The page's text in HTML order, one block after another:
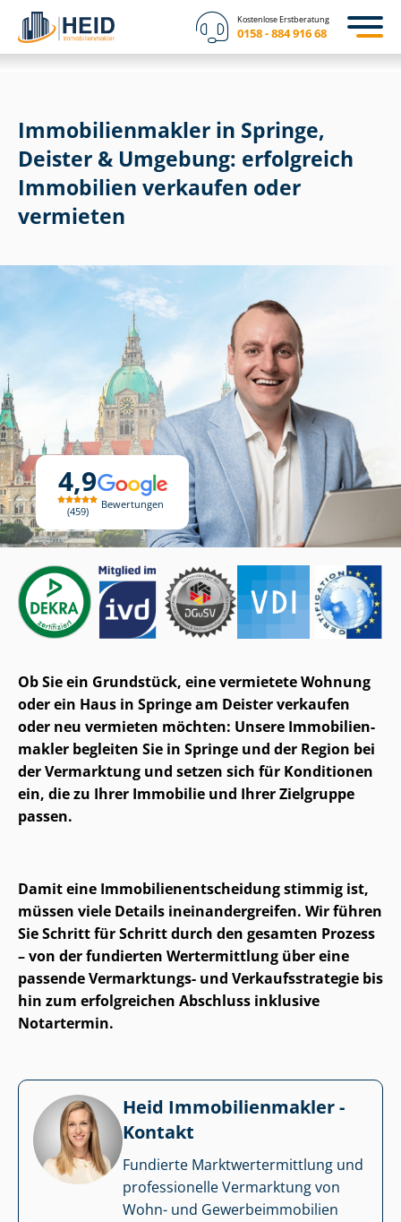
Kostenlose Erstberatung
0158 - 884 916 68
4,9
459
Bewertungen
Im­mo­bi­li­en­mak­ler in Springe,
Deister & Umgebung: erfolgreich
Immobilien verkaufen oder
vermieten
Ob Sie ein Grundstück, eine vermietete Wohnung
oder ein Haus in Springe am Deister verkaufen
oder neu vermieten möchten: Unsere Im­mo­bi­li­en­
mak­ler begleiten Sie in Springe und der Region bei
der Vermarktung und setzen sich für Konditionen
ein, die zu Ihrer Immobilie und Ihrer Zielgruppe
passen.
Damit eine Im­mo­bi­li­en­ent­schei­dung stimmig ist,
müssen viele Details in­ein­an­der­grei­fen. Wir führen
Sie Schritt für Schritt durch den gesamten Prozess
– von der fundierten Wertermittlung über eine
passende Vermarktungs- und Ver­kaufs­stra­te­gie bis
hin zum erfolgreichen Abschluss inklusive
Notartermin.
Heid Im­mo­bi­li­en­mak­ler -
Kontakt
Fundierte Markt­wert­ermitt­lung und
professionelle Vermarktung von
Wohn- und Ge­wer­be­im­mo­bi­li­en